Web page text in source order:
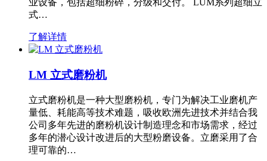
业设备，包括超细粉碎，分级和交付。 LUM系列超细立
式…
了解详情
LM 立式磨粉机
立式磨粉机是一种大型磨粉机，专门为解决工业磨机产
量低、耗能高等技术难题，吸收欧洲先进技术并结合我
公司多年先进的磨粉机设计制造理念和市场需求，经过
多年的潜心设计改进后的大型粉磨设备。立磨采用了合
理可靠的…